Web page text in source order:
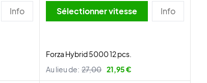
Info Sélectionner vitesse Info
Forza Hybrid 5000 12 pcs.
Au lieu de: 27,00 21,95 €